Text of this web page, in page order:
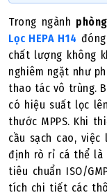
Trong ngành
Lọc HEPA H14
chất lượng không
nghiêm ngặt như
thao tác vô trùng.
có hiệu suất lọc
thước MPPS. Khi
cầu sạch cao, việc
định rò rỉ cá thể là
tiêu chuẩn ISO/
tích chi tiết các